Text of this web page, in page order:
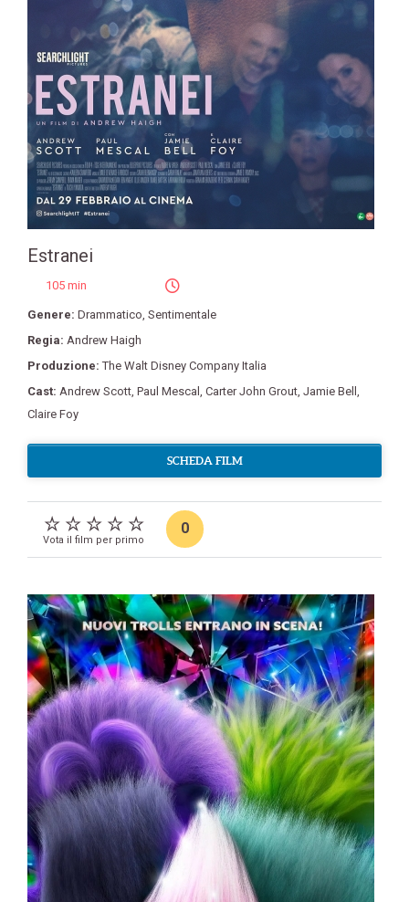
Estranei
105 min
Genere: Drammatico Sentimentale
Regia: Andrew Haigh
Produzione:The Walt Disney Company Italia
Cast: Andrew Scott Paul Mescal Carter John Grout Jamie Bell
Claire Foy
SCHEDA FILM
Vota il film per primo
0